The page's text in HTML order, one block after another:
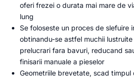
oferi frezei o durata mai mare de
lung
Se foloseste un proces de slefuire
obtinandu-se astfel muchii
prelucrari fara bavuri, reducand
finisarii manuale a pieselor
Geometriile brevetate, scad timpul